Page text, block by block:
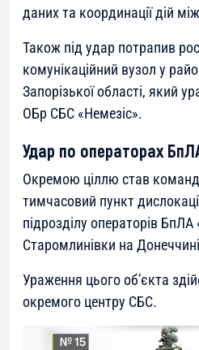
даних та координації дій
Також під удар потрапив
комунікаційний вузол у
Запорізької області, який
ОБр СБС «Немезіс».
Удар по операторах
Окремою ціллю став
тимчасовий пункт
підрозділу операторів БпЛА
Старомлинівки на
Ураження цього об’єкта
окремого центру СБС.